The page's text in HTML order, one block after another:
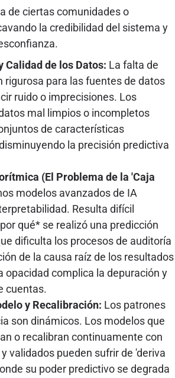
de ciertas comunidades o
la credibilidad del sistema y
Calidad de los Datos: La falta de
rigurosa para las fuentes de datos
ruido o imprecisiones. Los
mal limpios o incompletos
de características
la precisión predictiva
(El Problema de la 'Caja
modelos avanzados de IA
Resulta difícil
qué* se realizó una predicción
dificulta los procesos de auditoría
de la causa raíz de los resultados
opacidad complica la depuración y
cuentas.
y Recalibración: Los patrones
son dinámicos. Los modelos que
o recalibran continuamente con
validados pueden sufrir de 'deriva
su poder predictivo se degrada